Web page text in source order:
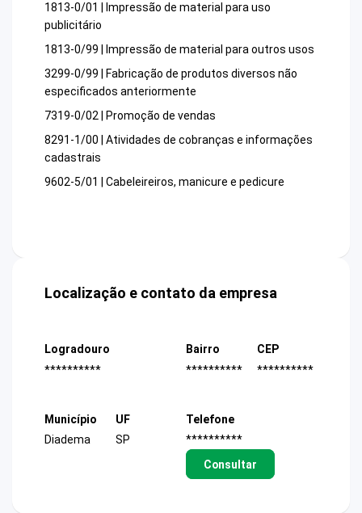
1813-0/01 | Impressão de material para uso
publicitário
1813-0/99 | Impressão de material para outros usos
3299-0/99 | Fabricação de produtos diversos não
especificados anteriormente
7319-0/02 | Promoção de vendas
8291-1/00 | Atividades de cobranças e informações
cadastrais
9602-5/01 | Cabeleireiros, manicure e pedicure
Localização e contato da empresa
Logradouro
**********
Bairro
**********
CEP
**********
Município
Diadema
UF
SP
Telefone
**********
Consultar